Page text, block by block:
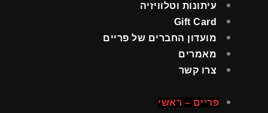
עיתונות וטלוויזיה
Gift Card
מועדון החברים של פריים
מאמרים
צרו קשר
פריים – ראשי